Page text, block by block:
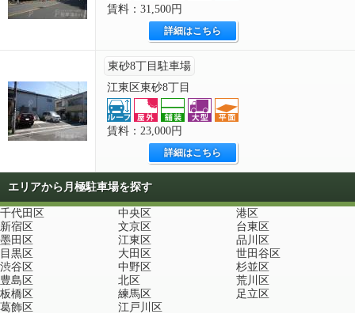
賃料：31,500円
詳細はこちら
東砂8丁目駐車場
江東区東砂8丁目
賃料：23,000円
詳細はこちら
エリアから月極駐車場を探す
千代田区 中央区
港区
新宿区
文京区
台東区
墨田区
江東区
品川区
目黒区
大田区
世田谷区
渋谷区
中野区
杉並区
豊島区
北区
荒川区
板橋区
練馬区
足立区
葛飾区
江戸川区